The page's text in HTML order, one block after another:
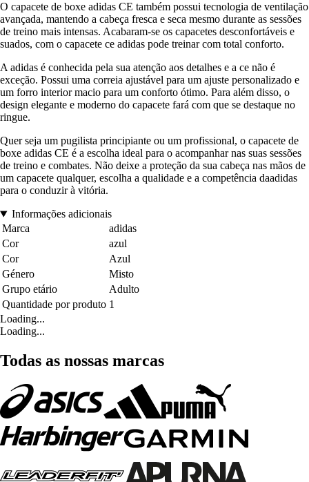
O capacete de boxe adidas CE também possui tecnologia de ventilação
avançada, mantendo a cabeça fresca e seca mesmo durante as sessões
de treino mais intensas. Acabaram-se os capacetes desconfortáveis e
suados, com o capacete ce adidas pode treinar com total conforto.
A adidas é conhecida pela sua atenção aos detalhes e a ce não é
exceção. Possui uma correia ajustável para um ajuste personalizado e
um forro interior macio para um conforto ótimo. Para além disso, o
design elegante e moderno do capacete fará com que se destaque no
ringue.
Quer seja um pugilista principiante ou um profissional, o capacete de
boxe adidas CE é a escolha ideal para o acompanhar nas suas sessões
de treino e combates. Não deixe a proteção da sua cabeça nas mãos de
um capacete qualquer, escolha a qualidade e a competência daadidas
para o conduzir à vitória.
Informações adicionais
Marca
adidas
Cor
azul
Cor
Azul
Género
Misto
Grupo etário
Adulto
Quantidade por produto 1
Loading...
Loading...
Todas as nossas marcas